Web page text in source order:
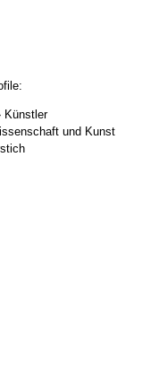
Künstler
und Kunst